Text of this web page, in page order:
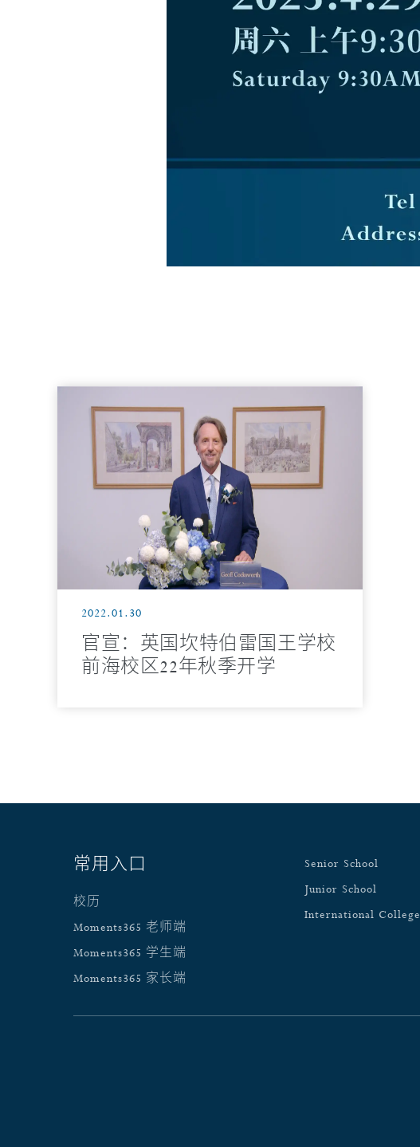
2022.01.30
官宣：英国坎特伯雷国王学校
前海校区22年秋季开学
常用入口
校历
Moments365 老师端
Moments365 学生端
Moments365 家长端
Senior School
Junior School
International College